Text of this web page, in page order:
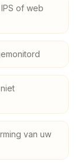
of web
van uw